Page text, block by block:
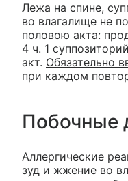
Лежа на спине,
во влагалище не
половою акта:
4 ч. 1
акт. Обязательно
при каждом
Побочные
Аллергические
зуд и жжение во